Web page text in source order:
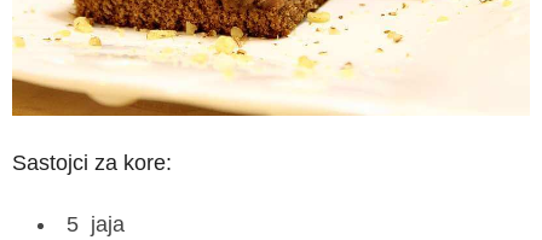
Sastojci za kore:
5 jaja